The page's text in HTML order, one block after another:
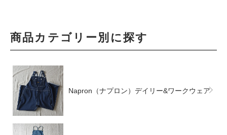
商品カテゴリー別に探す
Napron（ナプロン）デイリー&ワークウェア